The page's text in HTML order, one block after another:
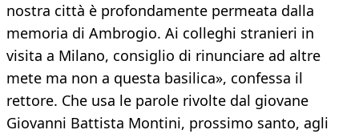
nostra città è profondamente permeata dalla
memoria di Ambrogio. Ai colleghi stranieri in
visita a Milano, consiglio di rinunciare ad altre
mete ma non a questa basilica», confessa il
rettore. Che usa le parole rivolte dal giovane
Giovanni Battista Montini, prossimo santo, agli